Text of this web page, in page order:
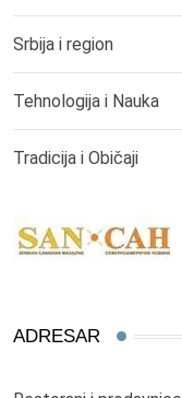
Srbija i region
Tehnologija i Nauka
Tradicija i Običaji
ADRESAR